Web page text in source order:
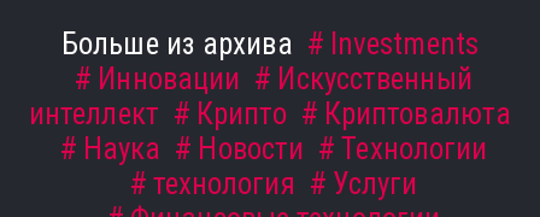
Больше из архива
Investments
Инновации
Искусственный
интеллект
Крипто
Криптовалюта
Наука
Новости
Технологии
технология
Услуги